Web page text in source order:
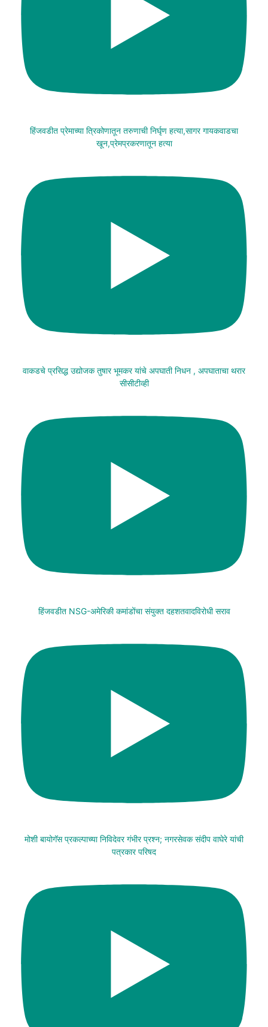
हिंजवडीत प्रेमाच्या त्रिकोणातून तरुणाची निर्घृण हत्या,सागर गायकवाडचा
खून,प्रेमप्रकरणातून हत्या
वाकडचे प्रसिद्ध उद्योजक तुषार भूमकर यांचे अपघाती निधन , अपघाताचा थरार
सीसीटीव्ही
हिंजवडीत NSG-अमेरिकी कमांडोंचा संयुक्त दहशतवादविरोधी सराव
मोशी बायोगॅस प्रकल्पाच्या निविदेवर गंभीर प्रश्न; नगरसेवक संदीप वाघेरे यांची
पत्रकार परिषद